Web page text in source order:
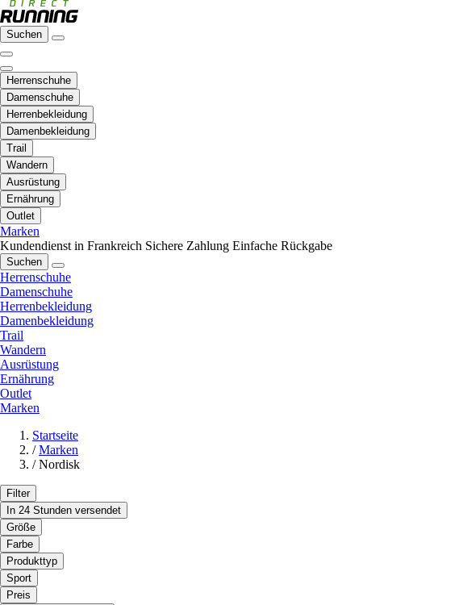
Suchen
Herrenschuhe
Damenschuhe
Herrenbekleidung
Damenbekleidung
Trail
Wandern
Ausrüstung
Ernährung
Outlet
Marken
Kundendienst in Frankreich Sichere Zahlung Einfache Rückgabe
Suchen
Herrenschuhe
Damenschuhe
Herrenbekleidung
Damenbekleidung
Trail
Wandern
Ausrüstung
Ernährung
Outlet
Marken
Startseite
/ Marken
/ Nordisk
Filter
In 24 Stunden versendet
Größe
Farbe
Produkttyp
Sport
Preis